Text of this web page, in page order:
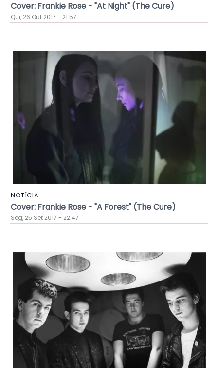
Cover: Frankie Rose - "At Night" (The Cure)
Qui, 26 Out 2017 - 21:57
NOTÍCIA
Cover: Frankie Rose - "A Forest" (The Cure)
Seg, 25 Set 2017 - 22:47